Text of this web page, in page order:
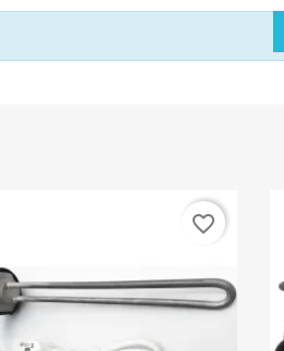
favorite_border